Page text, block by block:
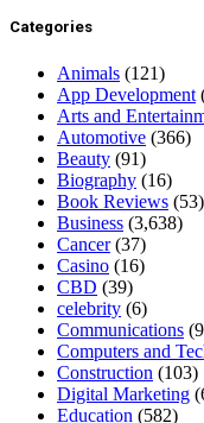
Categories
Animals (121)
App Development
Arts and
Automotive (366)
Beauty (91)
Biography (16)
Book Reviews (53)
Business (3,638)
Cancer(37)
Casino (16)
CBD (39)
celebrity (6)
Communications
Computers and
Construction (103)
Digital Marketing
Education (582)